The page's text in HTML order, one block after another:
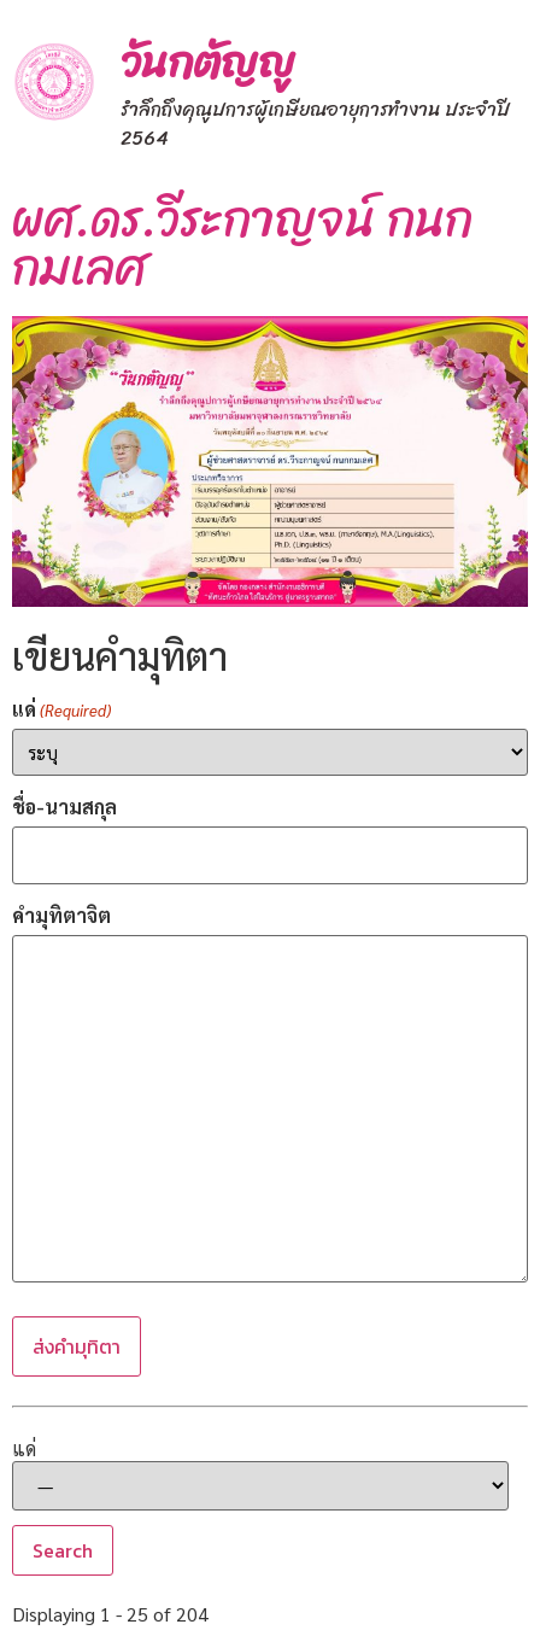
วันกตัญญู
รำลึกถึงคุณูปการผู้เกษียณอายุการทำงาน ประจำปี
2564
ผศ.ดร.วีระกาญจน์ กนก
กมเลศ
เขียนคำมุทิตา
แด่ (Required)
ชื่อ-นามสกุล
คำมุทิตาจิต
แด่
Displaying 1 - 25 of 204